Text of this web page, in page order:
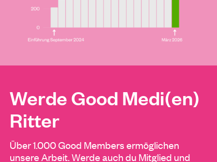
Werde Good Medi(en)
Ritter
Über 1.000 Good Members ermöglichen
unsere Arbeit. Werde auch du Mitglied und